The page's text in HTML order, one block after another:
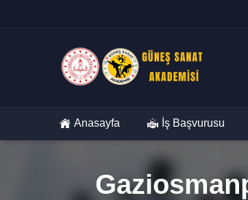
Anasayfa İş Başvurusu